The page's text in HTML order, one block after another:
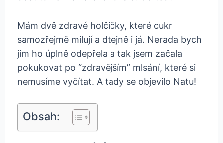
Mám dvě zdravé holčičky, které cukr
samozřejmě milují a dtejně i já. Nerada bych
jim ho úplně odepřela a tak jsem začala
pokukovat po “zdravějším” mlsání, které si
nemusíme vyčítat. A tady se objevilo Natu!
Obsah: